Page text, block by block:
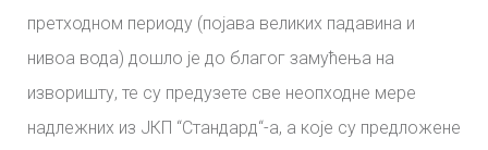
претходном периоду (појава великих падавина и
нивоа вода) дошло је до благог замућења на
изворишту, те су предузете све неопходне мере
надлежних из ЈКП “Стандард“-а, а које су предложене